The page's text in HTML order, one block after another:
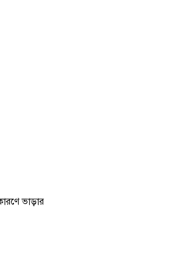
ভাড়ার